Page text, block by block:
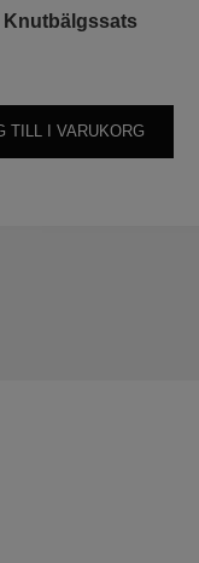
Knutbälgssats
TILL I VARUKORG